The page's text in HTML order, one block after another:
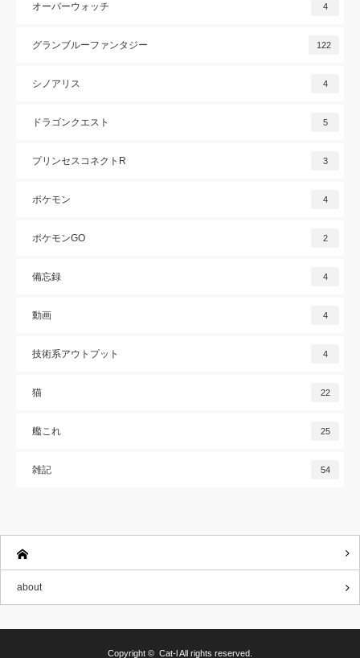
オーバーウォッチ 4
グランブルーファンタジー 122
シノアリス 4
ドラゴンクエスト 5
プリンセスコネクトR 3
ポケモン 4
ポケモンGO 2
備忘録 4
動画 4
技術系アウトプット 4
猫 22
艦これ 25
雑記 54
about
Copyright © Cat-lAll rights reserved.